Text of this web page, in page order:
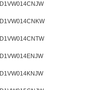
D1VW014CNJW
D1VW014CNKW
D1VW014CNTW
D1VW014ENJW
D1VW014KNJW